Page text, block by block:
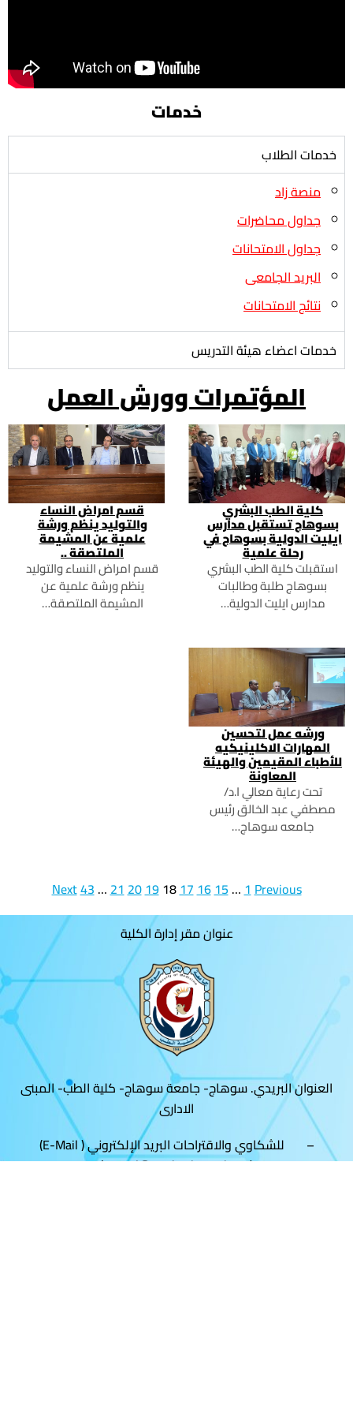
خدمات
خدمات الطلاب
منصة زاد
جداول محاضرات
جداول الامتحانات
البريد الجامعى
نتائج الامتحانات
خدمات اعضاء هيئة التدريس
المؤتمرات وورش العمل
كلية الطب البشري
بسوهاج تستقبل مدارس
ايليت الدولية بسوهاج في
رحلة علمية
استقبلت كلية الطب البشري
بسوهاج طلبة وطالبات
مدارس ايليت الدولية…
قسم امراض النساء
والتوليد ينظم ورشة
علمية عن المشيمة
الملتصقة ..
قسم امراض النساء والتوليد
ينظم ورشة علمية عن
المشيمة الملتصقة…
ورشه عمل لتحسين
المهارات الاكلينيكيه
للأطباء المقيمين والهيئة
المعاونة
تحت رعاية معالي ا.د/
مصطفي عبد الخالق رئيس
جامعه سوهاج…
Previous
1
…
15
16
17
18
19
20
21
…
43
Next
عنوان مقر إدارة الكلية
العنوان البريدي. سوهاج- جامعة سوهاج- كلية الطب- المبنى
الادارى
– للشكاوي والاقتراحات البريد الإلكتروني ( E-Mail)
(portal@med.sohag.edu.eg )